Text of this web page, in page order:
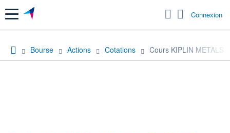
Menu Connexion
Bourse Actions Cotations Cours KIPLIN METALS